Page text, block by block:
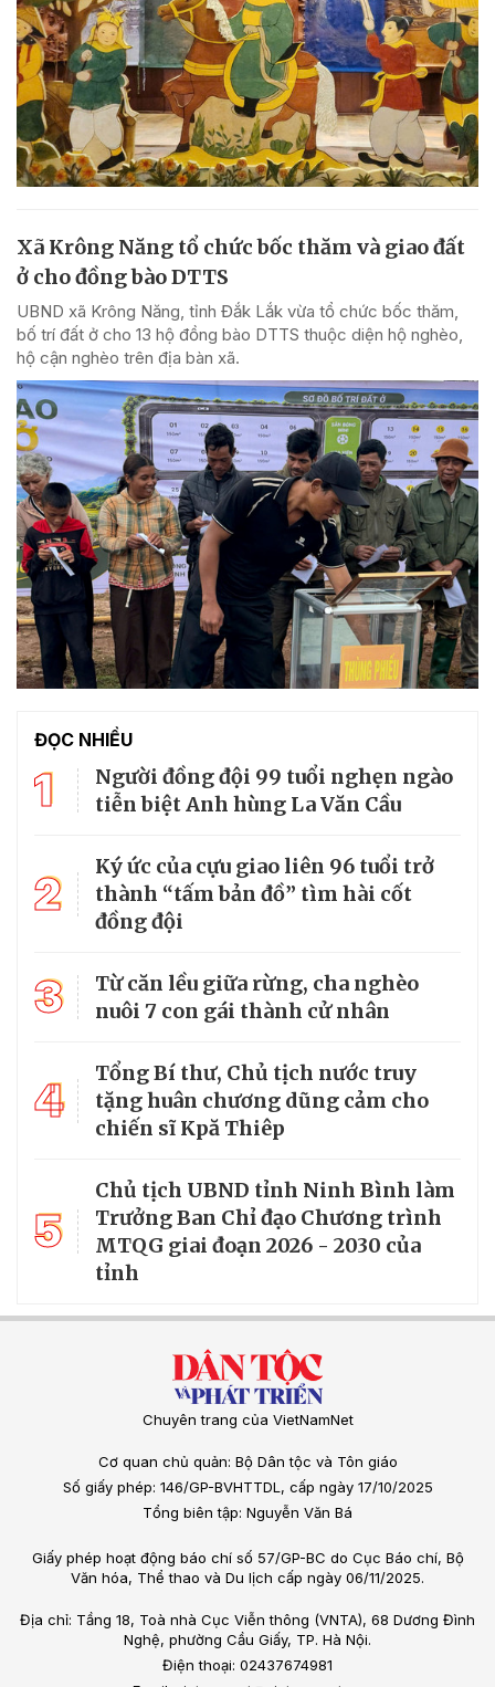
Xã Krông Năng tổ chức bốc thăm và giao đất
ở cho đồng bào DTTS
UBND xã Krông Năng, tỉnh Đắk Lắk vừa tổ chức bốc thăm,
bố trí đất ở cho 13 hộ đồng bào DTTS thuộc diện hộ nghèo,
hộ cận nghèo trên địa bàn xã.
ĐỌC NHIỀU
1
Người đồng đội 99 tuổi nghẹn ngào
tiễn biệt Anh hùng La Văn Cầu
2
Ký ức của cựu giao liên 96 tuổi trở
thành “tấm bản đồ” tìm hài cốt
đồng đội
3
Từ căn lều giữa rừng, cha nghèo
nuôi 7 con gái thành cử nhân
4
Tổng Bí thư, Chủ tịch nước truy
tặng huân chương dũng cảm cho
chiến sĩ Kpă Thiêp
5
Chủ tịch UBND tỉnh Ninh Bình làm
Trưởng Ban Chỉ đạo Chương trình
MTQG giai đoạn 2026 - 2030 của
tỉnh
Chuyên trang của VietNamNet
Cơ quan chủ quản: Bộ Dân tộc và Tôn giáo
Số giấy phép: 146/GP-BVHTTDL, cấp ngày 17/10/2025
Tổng biên tập: Nguyễn Văn Bá
Giấy phép hoạt động báo chí số 57/GP-BC do Cục Báo chí, Bộ
Văn hóa, Thể thao và Du lịch cấp ngày 06/11/2025.
Địa chỉ: Tầng 18, Toà nhà Cục Viễn thông (VNTA), 68 Dương Đình
Nghệ, phường Cầu Giấy, TP. Hà Nội.
Điện thoại: 02437674981